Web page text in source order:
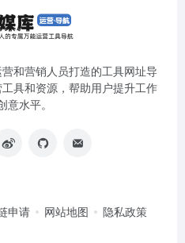
和营销人员打造的工具网址导
具和资源，帮助用户提升工作
意水平。
申请 网站地图 隐私政策